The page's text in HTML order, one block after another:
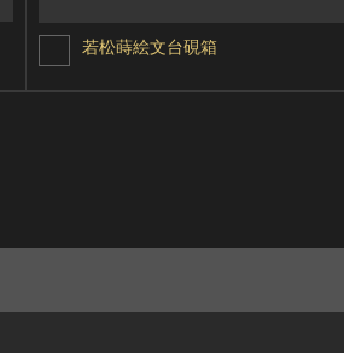
若松蒔絵文台硯箱